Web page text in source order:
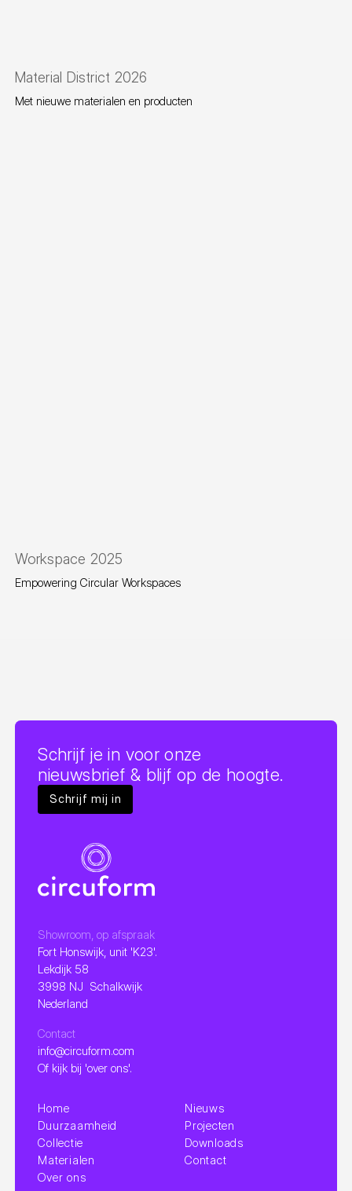
Material District 2026
Met nieuwe materialen en producten
Workspace 2025
Empowering Circular Workspaces
Schrijf je in voor onze
nieuwsbrief & blijf op de hoogte.
Schrijf mij in
Showroom, op afspraak
Fort Honswijk, unit 'K23'.
Lekdijk 58
3998 NJ Schalkwijk
Nederland
Contact
info@circuform.com
Of kijk bij 'over ons'.
Home
Duurzaamheid
Collectie
Materialen
Over ons
Nieuws
Projecten
Downloads
Contact